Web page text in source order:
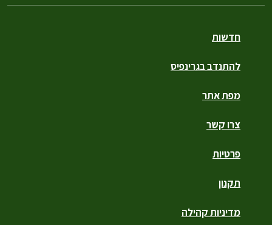
חדשות
להתנדב בגרינפיס
מפת אתר
צרו קשר
פרטיות
תקנון
מדיניות קהילה